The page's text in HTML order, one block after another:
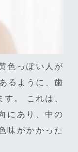
色っぽい人が
るように、歯
。 これは、
にあり、中の
味がかかった